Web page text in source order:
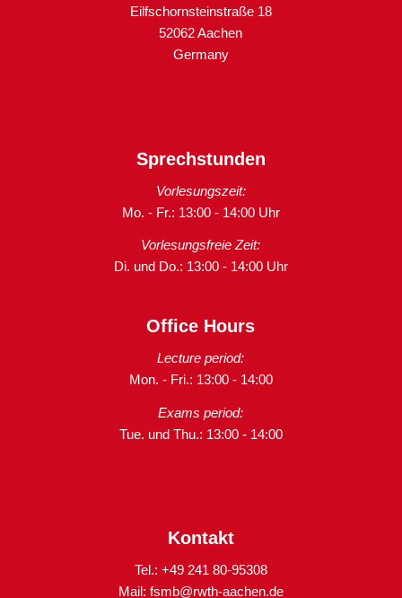
Eilfschornsteinstraße 18
52062 Aachen
Germany
Sprechstunden
Vorlesungszeit:
Mo. - Fr.: 13:00 - 14:00 Uhr
Vorlesungsfreie Zeit:
Di. und Do.: 13:00 - 14:00 Uhr
Office Hours
Lecture period:
Mon. - Fri.: 13:00 - 14:00
Exams period:
Tue. und Thu.: 13:00 - 14:00
Kontakt
Tel.: +49 241 80-95308
Mail: fsmb@rwth-aachen.de